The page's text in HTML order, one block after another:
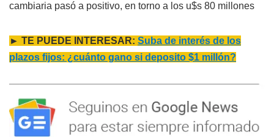
cambiaria pasó a positivo, en torno a los u$s 80 millones
► TE PUEDE INTERESAR: Suba de interés de los
plazos fijos: ¿cuánto gano si deposito $1 millón?